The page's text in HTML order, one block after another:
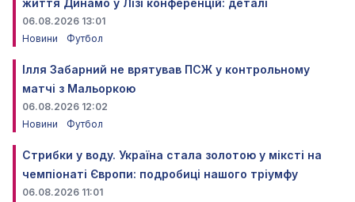
06.08.2026 13:01
Новини
Футбол
Ілля Забарний не врятував ПСЖ у контрольному
матчі з Мальоркою
06.08.2026 12:02
Новини
Футбол
Стрибки у воду. Україна стала золотою у міксті на
чемпіонаті Європи: подробиці нашого тріумфу
06.08.2026 11:01